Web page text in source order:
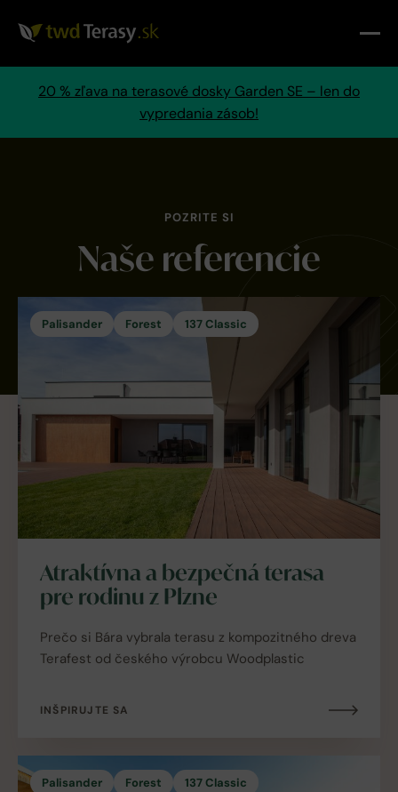
20 % zľava na terasové dosky Garden SE – len do
vypredania zásob!
POZRITE SI
Naše referencie
Palisander Forest 137 Classic
Atraktívna a bezpečná terasa
pre rodinu z Plzne
Prečo si Bára vybrala terasu z kompozitného dreva
Terafest od českého výrobcu Woodplastic
INŠPIRUJTE SA
Palisander Forest 137 Classic